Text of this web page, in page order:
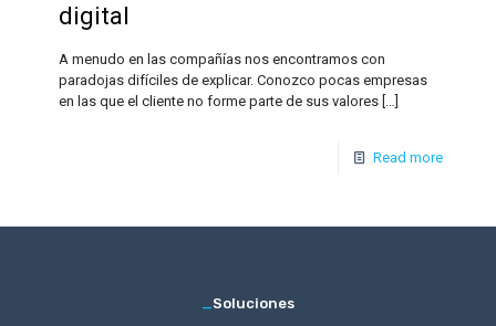
digital
A menudo en las compañías nos encontramos con
paradojas difíciles de explicar. Conozco pocas empresas
en las que el cliente no forme parte de sus valores […]
Read more
_Soluciones